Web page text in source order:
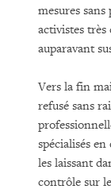
mesures
activistes très
auparavant
Vers la fin
refusé sans
spécialisés
les laissant
contrôle sur